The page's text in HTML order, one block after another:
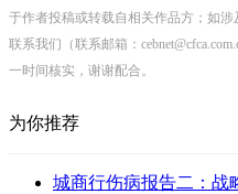
于作者投稿或转载自相关作品方；如
联系我们（联系邮箱：
一时间核实，谢谢配合。
为你推荐
城商行伤病报告二：战